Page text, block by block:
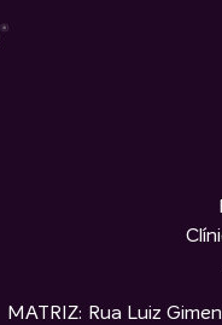
MATRIZ: Rua Luiz